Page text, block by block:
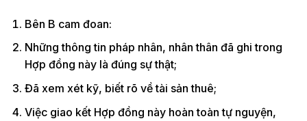
Bên B cam đoan:
Những thông tin pháp nhân, nhân thân đã ghi trong
Hợp đồng này là đúng sự thật;
Đã xem xét kỹ, biết rõ về tài sản thuê;
Việc giao kết Hợp đồng này hoàn toàn tự nguyện,